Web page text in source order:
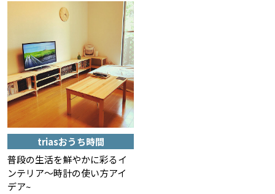
triasおうち時間
普段の生活を鮮やかに彩るイ
ンテリア～時計の使い方アイ
デア~